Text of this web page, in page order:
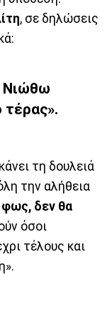
, σε δηλώσεις
Νιώθω
τέρας».
τη δουλειά
την αλήθεια
δεν θα
όσοι
τέλους και